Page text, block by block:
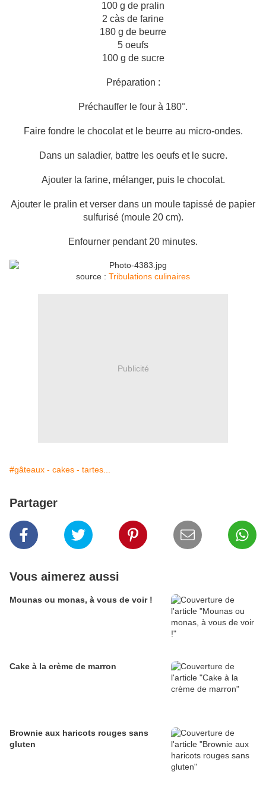
100 g de pralin
2 càs de farine
180 g de beurre
5 oeufs
100 g de sucre
Préparation :
Préchauffer le four à 180°.
Faire fondre le chocolat et le beurre au micro-ondes.
Dans un saladier, battre les oeufs et le sucre.
Ajouter la farine, mélanger, puis le chocolat.
Ajouter le pralin et verser dans un moule tapissé de papier
sulfurisé (moule 20 cm).
Enfourner pendant 20 minutes.
source : Tribulations culinaires
Publicité
#gâteaux - cakes - tartes...
Partager
Vous aimerez aussi
Mounas ou monas, à vous de voir !
Cake à la crème de marron
Brownie aux haricots rouges sans
gluten